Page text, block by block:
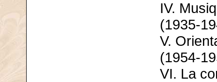
IV.
(1935-
V.
(1954-
VI. La